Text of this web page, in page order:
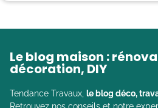
Le blog maison :
décoration, DIY
Tendance Travaux, le blog déco,